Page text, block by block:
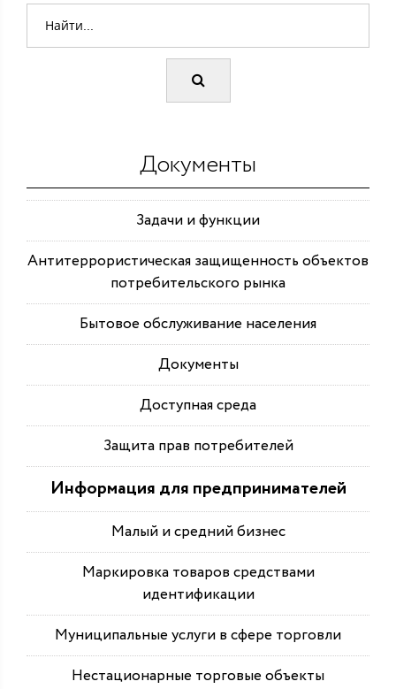
Документы
Задачи и функции
Антитеррористическая защищенность объектов
потребительского рынка
Бытовое обслуживание населения
Документы
Доступная среда
Защита прав потребителей
Информация для предпринимателей
Малый и средний бизнес
Маркировка товаров средствами
идентификации
Муниципальные услуги в сфере торговли
Нестационарные торговые объекты